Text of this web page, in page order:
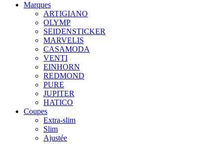
Marques
ARTIGIANO
OLYMP
SEIDENSTICKER
MARVELIS
CASAMODA
VENTI
EINHORN
REDMOND
PURE
JUPITER
HATICO
Coupes
Extra-slim
Slim
Ajustée